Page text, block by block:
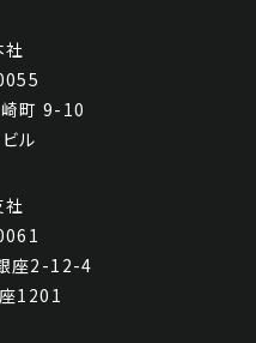
社
町 9-10
ル
社
座2-12-4
1201